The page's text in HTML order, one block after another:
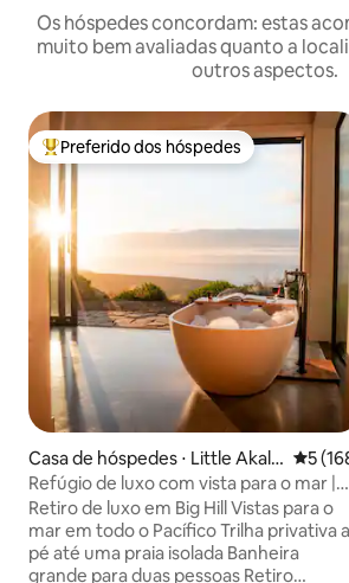
Os hóspedes concordam: estas
muito bem avaliadas quanto a
outros aspectos.
Entre os melhores preferidos dos
Preferido dos hóspedes
Casa de hóspedes ⋅ Little Akalo
a
5 de
5
Refúgio de luxo com vista para o mar |
Praia privativa
Retiro de luxo em Big Hill Vistas para o
mar em todo o Pacífico Trilha privativa a
pé até uma praia isolada Banheira
grande para duas pessoas Retiro